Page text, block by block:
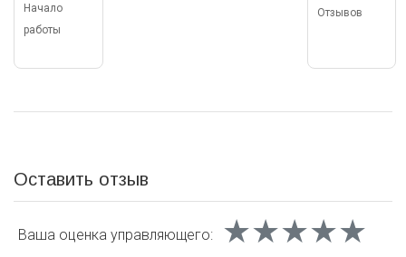
Начало
работы
Отзывов
Оставить отзыв
Ваша оценка управляющего: ★★★★★
★★★★★
★★★★★